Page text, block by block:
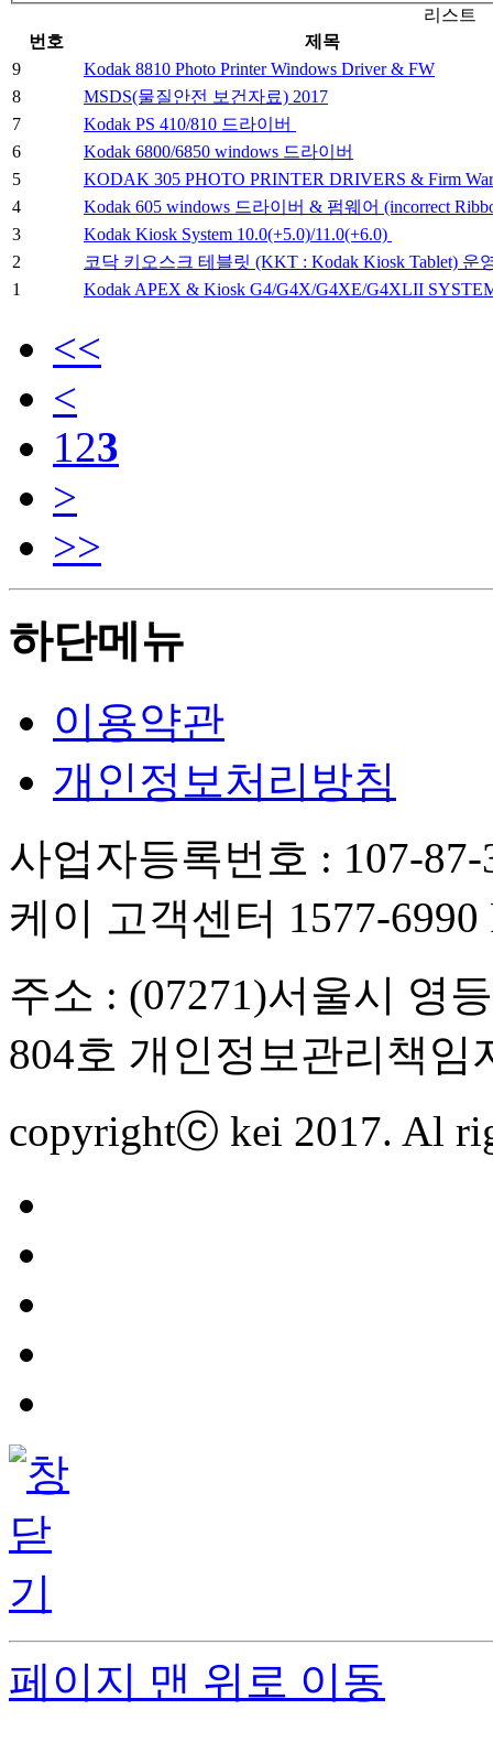
리스트
번호
제목
9
Kodak 8810 Photo Printer Windows Driver & FW
8
MSDS(물질안전 보건자료) 2017
7
Kodak PS 410/810 드라이버
6
Kodak 6800/6850 windows 드라이버
5
KODAK 305 PHOTO PRINTER DRIVERS & Firm
4
Kodak 605 windows 드라이버 & 펌웨어 (incorrect
3
Kodak Kiosk System 10.0(+5.0)/11.0(+6.0)
2
코닥 키오스크 테블릿 (KKT : Kodak Kiosk Tablet) 운
1
Kodak APEX & Kiosk G4/G4X/G4XE/G4XLII
<<
<
1 23
>
>>
하단메뉴
이용약관
개인정보처리방침
사업자등록번호 : 107-
케이 고객센터 1577-6990
주소 : (07271)서울시 영
804호 개인정보관리책임
copyrightⓒ kei 2017. Al
페이지 맨 위로 이동